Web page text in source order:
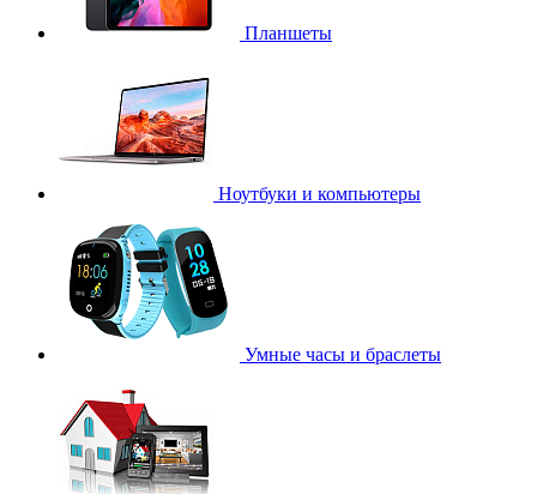
Планшеты
Ноутбуки и компьютеры
Умные часы и браслеты